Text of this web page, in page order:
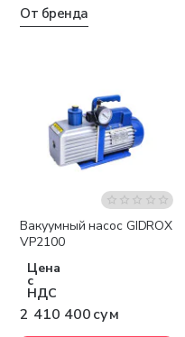
От бренда
Бесплатная доставка
Вакуумный насос GIDROX
VP2100
Цена
с
НДС
2 410 400 сум